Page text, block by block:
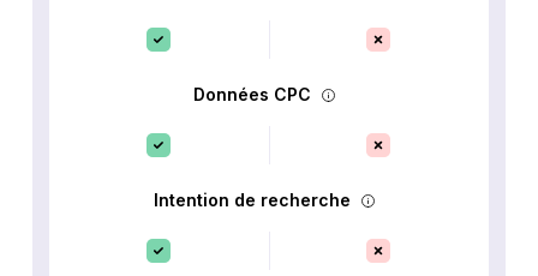
Données CPC
Intention de recherche